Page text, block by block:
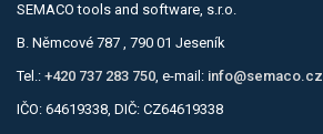
SEMACO tools and software, s.r.o.
B. Němcové 787 , 790 01 Jeseník
Tel.: +420 737 283 750, e-mail: info@semaco.cz
IČO: 64619338, DIČ: CZ64619338